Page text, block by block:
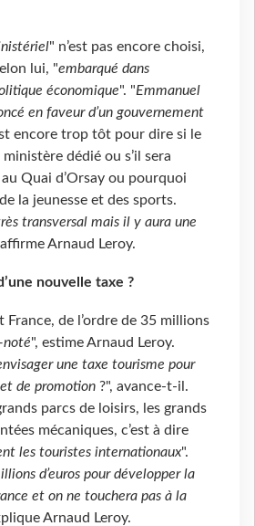
" n’est pas encore choisi,
lui, "embarqué dans
économique". "Emmanuel
en faveur d’un gouvernement
encore trop tôt pour dire si le
dédié ou s’il sera
Quai d’Orsay ou pourquoi
la jeunesse et des sports.
transversal mais il y aura une
affirme Arnaud Leroy.
nouvelle taxe ?
France, de l’ordre de 35 millions
noté", estime Arnaud Leroy.
une taxe tourisme pour
de promotion ?", avance-t-il.
parcs de loisirs, les grands
mécaniques, c’est à dire
les touristes internationaux".
d’euros pour développer la
et on ne touchera pas à la
Arnaud Leroy.